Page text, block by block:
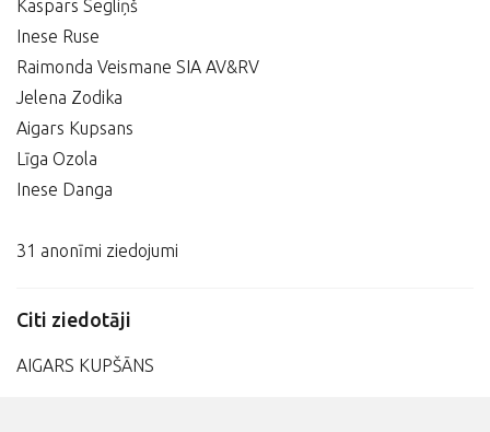
Kaspars Segliņš
Inese Ruse
Raimonda Veismane SIA AV&RV
Jelena Zodika
Aigars Kupsans
Līga Ozola
Inese Danga
31 anonīmi ziedojumi
Citi ziedotāji
AIGARS KUPŠĀNS